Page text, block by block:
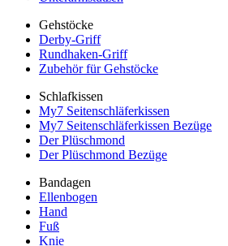
Gehstöcke
Derby-Griff
Rundhaken-Griff
Zubehör für Gehstöcke
Schlafkissen
My7 Seitenschläferkissen
My7 Seitenschläferkissen Bezüge
Der Plüschmond
Der Plüschmond Bezüge
Bandagen
Ellenbogen
Hand
Fuß
Knie